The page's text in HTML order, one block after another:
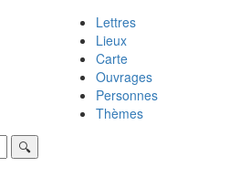
Lettres
Lieux
Carte
Ouvrages
Personnes
Thèmes